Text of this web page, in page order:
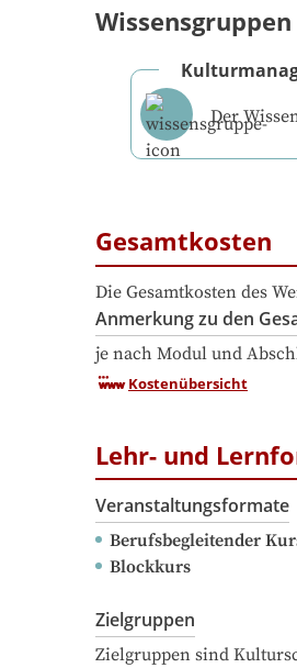
Der
Gesamtkosten
Die Gesamtkosten des
Anmerkung zu den
je nach Modul und
Kostenübersicht
Lehr- und
Veranstaltungsformate
Berufsbegleitender
Blockkurs
Zielgruppen
Zielgruppen sind